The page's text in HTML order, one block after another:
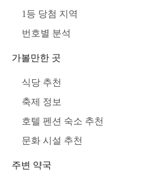
1등 당첨 지역
번호별 분석
가볼만한 곳
식당 추천
축제 정보
호텔 펜션 숙소 추천
문화 시설 추천
주변 약국